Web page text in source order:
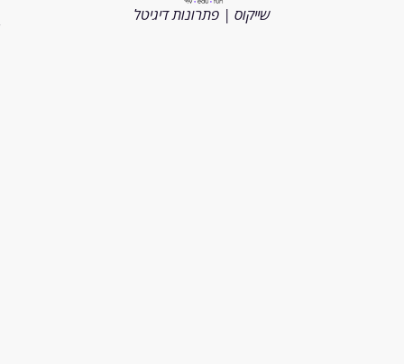
שייקוס | פתרונות דיגיטל
שמורות